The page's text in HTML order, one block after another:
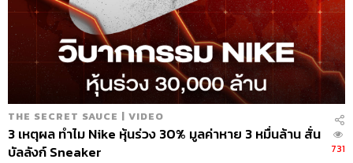
Plant-based
องค์การเภสัชกรรม
267
THE SECRET SAUCE | VIDEO
3 เหตุผล ทำไม Nike หุ้นร่วง 30% มูลค่าหาย 3 หมื่นล้าน สั่น
บัลลังก์ Sneaker
731